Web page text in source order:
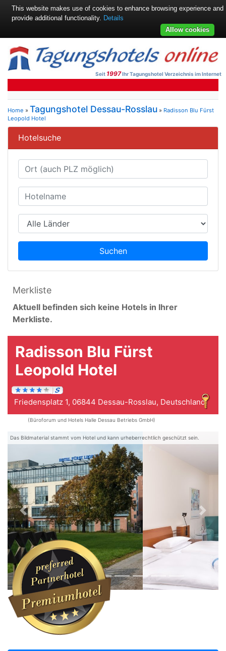
Seit 1997Ihr Tagungshotel Verzeichnis im Internet
Home » Tagungshotel Dessau-Rosslau » Radisson Blu Fürst
Leopold Hotel
Hotelsuche
Suchen
Merkliste
Aktuell befinden sich keine Hotels in Ihrer
Merkliste.
Radisson Blu Fürst
Leopold Hotel
Friedensplatz 1, 06844 Dessau-Rosslau, Deutschland
(Büroforum und Hotels Halle Dessau Betriebs GmbH)
Das Bildmaterial stammt vom Hotel und kann urheberrechtlich geschützt sein.
Zurück
This website makes use of cookies to enhance browsing experience and
provide additional functionality. Details
Allow cookies